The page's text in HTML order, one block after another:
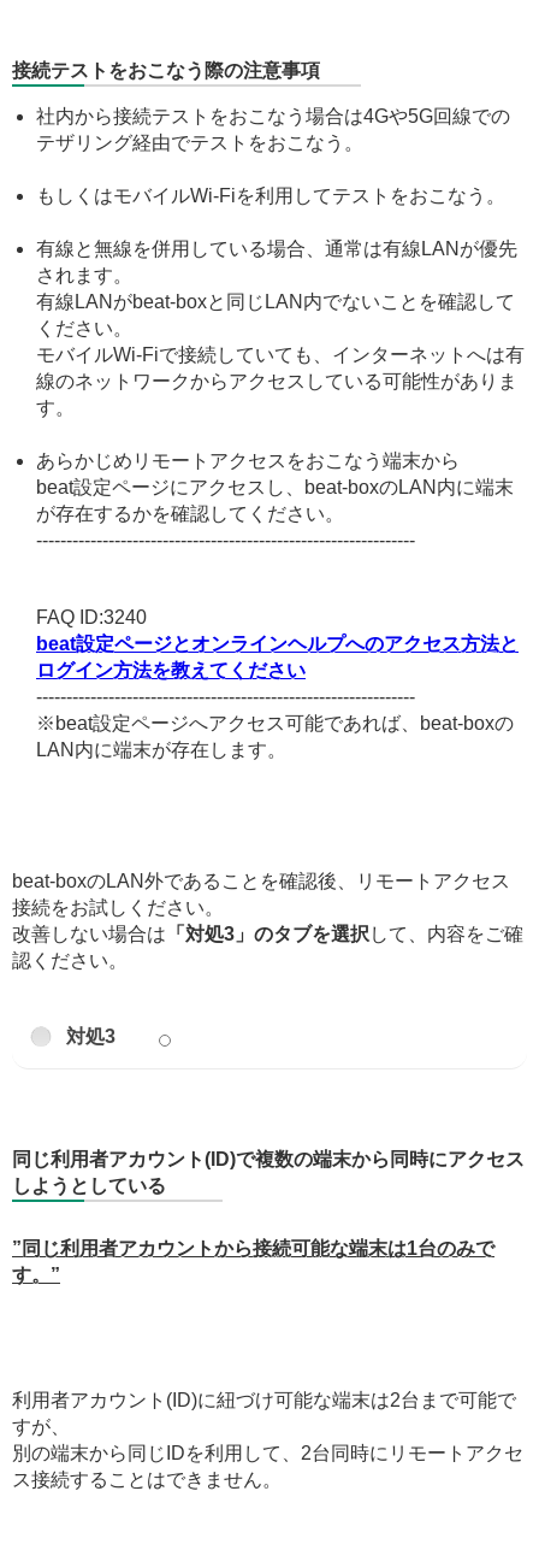
接続テストをおこなう際の注意事項
社内から接続テストをおこなう場合は4Gや5G回線での
テザリング経由でテストをおこなう。
もしくはモバイルWi-Fiを利用してテストをおこなう。
有線と無線を併用している場合、通常は有線LANが優先
されます。
有線LANがbeat-boxと同じLAN内でないことを確認して
ください。
モバイルWi-Fiで接続していても、インターネットへは有
線のネットワークからアクセスしている可能性がありま
す。
あらかじめリモートアクセスをおこなう端末から
beat設定ページにアクセスし、beat-boxのLAN内に端末
が存在するかを確認してください。
---------------------------------------------------------------
FAQ ID:3240
beat設定ページとオンラインヘルプへのアクセス方法と
ログイン方法を教えてください
---------------------------------------------------------------
※beat設定ページへアクセス可能であれば、beat-boxの
LAN内に端末が存在します。
beat-boxのLAN外であることを確認後、リモートアクセス
接続をお試しください。
改善しない場合は 「対処3」のタブを選択 して、内容をご確
認ください。
対処3
同じ利用者アカウント(ID)で複数の端末から同時にアクセス
しようとしている
”同じ利用者アカウントから接続可能な端末は1台のみで
す。”
利用者アカウント(ID)に紐づけ可能な端末は2台まで可能で
すが、
別の端末から同じIDを利用して、2台同時にリモートアクセ
ス接続することはできません。